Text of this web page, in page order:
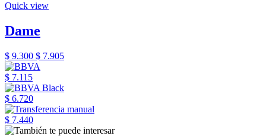
Quick view
Dame
$ 9.300 $ 7.905
$ 7.115
$ 6.720
$ 7.440